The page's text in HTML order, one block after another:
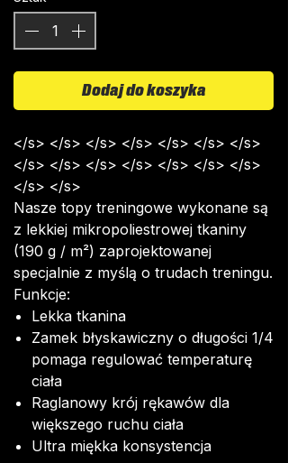
Dodaj do koszyka
</s> </s> </s> </s> </s> </s> </s>
</s> </s> </s> </s> </s> </s> </s>
</s> </s>
Nasze topy treningowe wykonane są
z lekkiej mikropoliestrowej tkaniny
(190 g / m²) zaprojektowanej
specjalnie z myślą o trudach treningu.
Funkcje:
Lekka tkanina
Zamek błyskawiczny o długości 1/4
pomaga regulować temperaturę
ciała
Raglanowy krój rękawów dla
większego ruchu ciała
Ultra miękka konsystencja